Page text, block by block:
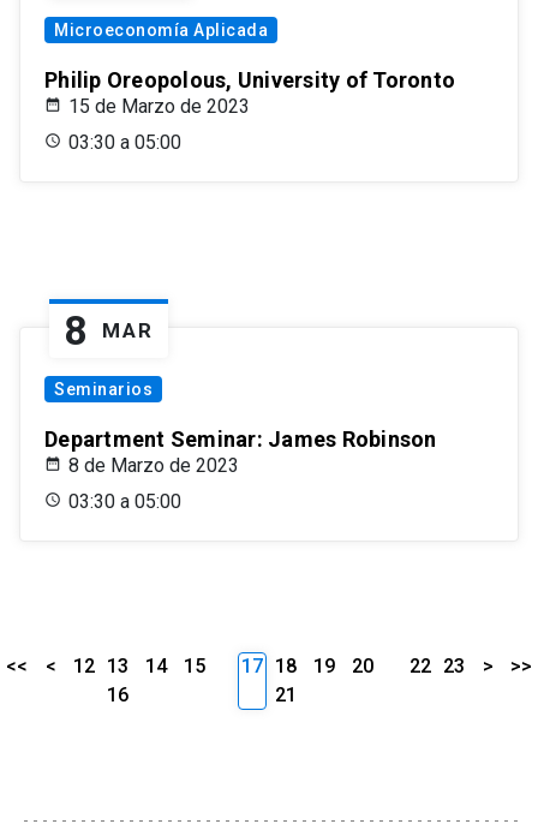
Microeconomía Aplicada
Philip Oreopolous, University of Toronto
15 de Marzo de 2023
03:30 a 05:00
8 MAR
Seminarios
Department Seminar: James Robinson
8 de Marzo de 2023
03:30 a 05:00
<< < 12 13 14
15
16
17 18 19
20
21
22 23 > >>